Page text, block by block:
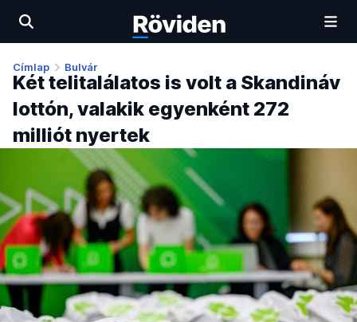
Címlap Bulvár
Két telitalálatos is volt a Skandináv
lottón, valakik egyenként 272
milliót nyertek